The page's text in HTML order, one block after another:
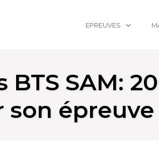
EPREUVES
SAM:
son épreuve